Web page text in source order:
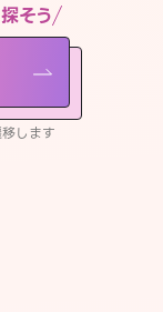
そう
します